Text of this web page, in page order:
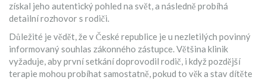
získal jeho autentický pohled na svět, a následně probíhá
detailní rozhovor s rodiči.
Důležité je vědět, že v České republice je u nezletilých povinný
informovaný souhlas zákonného zástupce. Většina klinik
vyžaduje, aby první setkání doprovodil rodič, i když pozdější
terapie mohou probíhat samostatně, pokud to věk a stav dítěte